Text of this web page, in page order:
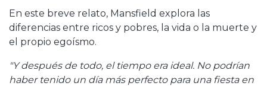
En este breve relato, Mansfield explora las
diferencias entre ricos y pobres, la vida o la muerte y
el propio egoísmo.
"Y después de todo, el tiempo era ideal. No podrían
haber tenido un día más perfecto para una fiesta en